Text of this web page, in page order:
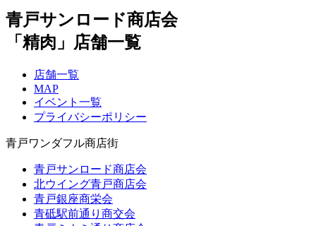
青戸サンロード商店会
「精肉」店舗一覧
店舗一覧
MAP
イベント一覧
プライバシーポリシー
青戸ワンダフル商店街
青戸サンロード商店会
北ウイング青戸商店会
青戸銀座商栄会
青砥駅前通り商交会